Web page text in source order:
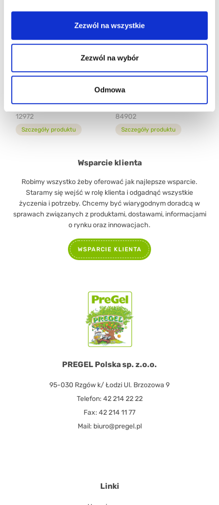
Zezwól na wszystkie
Zezwól na wybór
Odmowa
POMARAŃCZA
12972
Szczegóły produktu
WAFFERINO
84902
Szczegóły produktu
PREGEL Polska sp. z.o.o.
95-030 Rzgów k/ Łodzi Ul. Brzozowa 9
Telefon: 42 214 22 22
Fax: 42 214 11 77
Mail: biuro@pregel.pl
Linki
Wsparcie klienta
Robimy wszystko żeby oferować jak najlepsze wsparcie.
Staramy się wejść w rolę klienta i odgadnąć wszystkie
życzenia i potrzeby. Chcemy być wiarygodnym doradcą w
sprawach związanych z produktami, dostawami, informacjami
o rynku oraz innowacjach.
WSPARCIE KLIENTA